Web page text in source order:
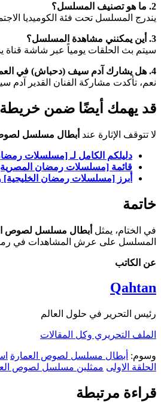
2. ما هو تصنيف المسلسل؟
يندرج المسلسل تحت فئة الكوميديا
3. أين يمكنني مشاهدة المسلسل؟
سيتم بث الحلقات يومياً عبر شاشة قناة
4. هل يشارك آدم سيف (دحباش) في العمل؟
نعم، تأكدت مشاركة الفنان القدير
قد يهمك أيضًا ضمن
لا تتوقف الإثارة عند أبطال مسلسل
دليلكم الكامل لـ [مسلسلات رمضان 2026]: المسلسلات والقنوات
قائمة [مسلسلات رمضان
أبرز [مسلسلات رمضان الخليجية]
خاتمة
في الختام، يمثل أبطال مسلسل لصوص
المسلسل على عرش المشاهدات في رمضان 2026، ليكون إضافة قوية لمسيرة الدراما
عن الكاتب
Qahtan
رئيس التحرير في حلول العالم
الملف التحريري وكل المقالات
وسوم: أبطال مسلسل لصوص العمارة
الحلقة الاولى ممثلين مسلسل لصوص
قراءة مرتبطة